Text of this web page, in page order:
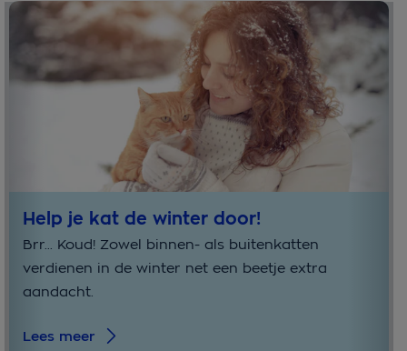
Help je kat de winter door!
Brr... Koud! Zowel binnen- als buitenkatten
verdienen in de winter net een beetje extra
aandacht.
Lees meer